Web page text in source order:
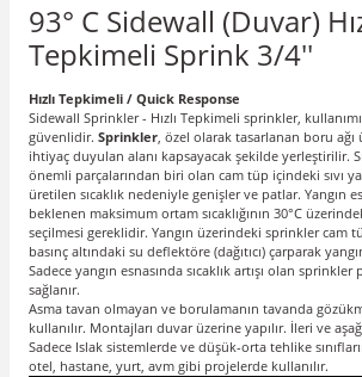
93° C Sidewall (Duvar)
Tepkimeli Sprink 3/4''
Hızlı Tepkimeli / Quick Response
Sidewall Sprinkler - Hızlı Tepkimeli sprinkler,
güvenlidir. Sprinkler, özel olarak tasarlanan boru
ihtiyaç duyulan alanı kapsayacak şekilde yerleştirilir.
önemli parçalarından biri olan cam tüp içindeki sıvı
üretilen sıcaklık nedeniyle genişler ve patlar. Yangın
beklenen maksimum ortam sıcaklığının 30°C
seçilmesi gereklidir. Yangın üzerindeki sprinkler cam
basınç altındaki su deflektöre (dağıtıcı) çarparak
Sadece yangın esnasında sıcaklık artışı olan sprinkler
sağlanır.
Asma tavan olmayan ve borulamanın tavanda
kullanılır. Montajları duvar üzerine yapılır. İleri ve
Sadece Islak sistemlerde ve düşük-orta tehlike
otel, hastane, yurt, avm gibi projelerde kullanılır.